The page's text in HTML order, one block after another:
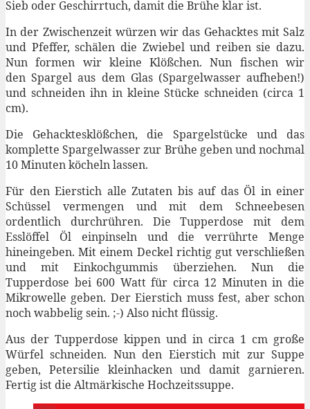
Sieb oder Geschirrtuch, damit die Brühe klar ist.
In der Zwischenzeit würzen wir das Gehacktes mit Salz
und Pfeffer, schälen die Zwiebel und reiben sie dazu.
Nun formen wir kleine Klößchen. Nun fischen wir
den Spargel aus dem Glas (Spargelwasser aufheben!)
und schneiden ihn in kleine Stücke schneiden (circa 1
cm).
Die Gehacktesklößchen, die Spargelstücke und das
komplette Spargelwasser zur Brühe geben und nochmal
10 Minuten köcheln lassen.
Für den Eierstich alle Zutaten bis auf das Öl in einer
Schüssel vermengen und mit dem Schneebesen
ordentlich durchrühren. Die Tupperdose mit dem
Esslöffel Öl einpinseln und die verrührte Menge
hineingeben. Mit einem Deckel richtig gut verschließen
und mit Einkochgummis überziehen. Nun die
Tupperdose bei 600 Watt für circa 12 Minuten in die
Mikrowelle geben. Der Eierstich muss fest, aber schon
noch wabbelig sein. ;-) Also nicht flüssig.
Aus der Tupperdose kippen und in circa 1 cm große
Würfel schneiden. Nun den Eierstich mit zur Suppe
geben, Petersilie kleinhacken und damit garnieren.
Fertig ist die Altmärkische Hochzeitssuppe.